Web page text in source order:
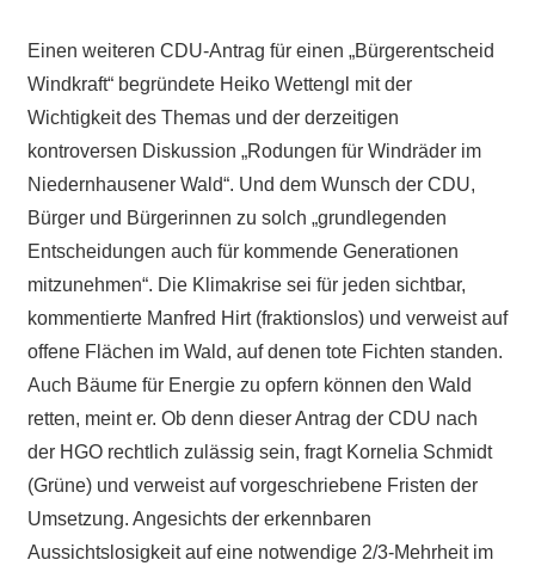
Einen weiteren CDU-Antrag für einen „Bürgerentscheid
Windkraft“ begründete Heiko Wettengl mit der
Wichtigkeit des Themas und der derzeitigen
kontroversen Diskussion „Rodungen für Windräder im
Niedernhausener Wald“. Und dem Wunsch der CDU,
Bürger und Bürgerinnen zu solch „grundlegenden
Entscheidungen auch für kommende Generationen
mitzunehmen“. Die Klimakrise sei für jeden sichtbar,
kommentierte Manfred Hirt (fraktionslos) und verweist auf
offene Flächen im Wald, auf denen tote Fichten standen.
Auch Bäume für Energie zu opfern können den Wald
retten, meint er. Ob denn dieser Antrag der CDU nach
der HGO rechtlich zulässig sein, fragt Kornelia Schmidt
(Grüne) und verweist auf vorgeschriebene Fristen der
Umsetzung. Angesichts der erkennbaren
Aussichtslosigkeit auf eine notwendige 2/3-Mehrheit im